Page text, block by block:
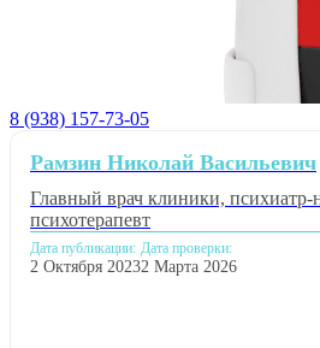
8 (938) 157-73-05
Рамзин Николай Васильевич
Главный врач клиники, психиатр-
психотерапевт
Дата публикации:
2 Октября 2023
Дата проверки:
2 Марта 2026